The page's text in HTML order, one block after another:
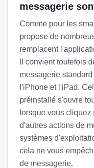
messagerie
Comme pour les
propose de
remplacent
Il convient toutefois
messagerie
l'iPhone et l'iPad.
préinstallé s'ouvre
lorsque vous
d'autres actions de
systèmes
cela ne vous
de messagerie.